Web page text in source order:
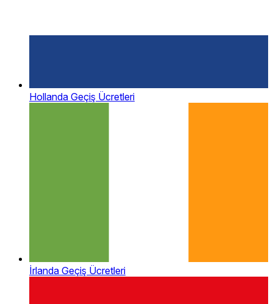
Hollanda Geçiş Ücretleri
İrlanda Geçiş Ücretleri